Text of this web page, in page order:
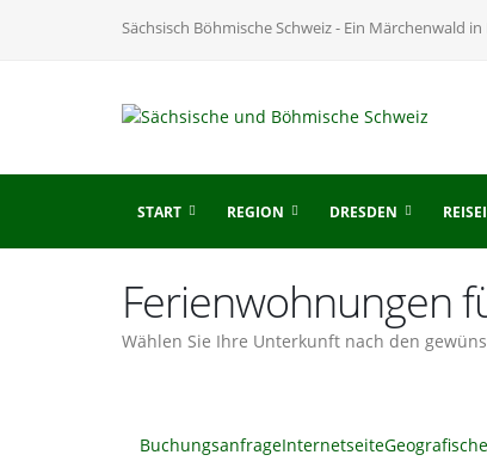
Sächsisch Böhmische Schweiz - Ein Märchenwald
START REGION DRESDEN
Ferienwohnungen
Wählen Sie Ihre Unterkunft nach den
BuchungsanfrageInternetseite